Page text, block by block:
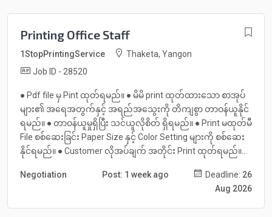
Printing Office Staff
1StopPrintingService
Thaketa, Yangon
Job ID - 28520
● Pdf file မှ Pint ထုတ်ရမည်။ ● မိမိ print ထုတ်ထားသော စာအုပ်
များ၏ အရေအတွက်နှင့် အရည်အသွေးကို တိကျစွာ တာဝန်ယူနိုင်
ရမည်။ ● တာဝန်ယူမှုရှိပြီး သင်ယူလိုစိတ် ရှိရမည်။ ● Print မထုတ်မီ
File စစ်ဆေးခြင်း Paper Size နှင့် Color Setting များကို စစ်ဆေး
နိုင်ရမည်။ ● Customer လိုအပ်ချက် အတိုင်း Print ထုတ်ရမည်။...
Negotiation Post: 1 week ago Deadline: 26
Aug 2026